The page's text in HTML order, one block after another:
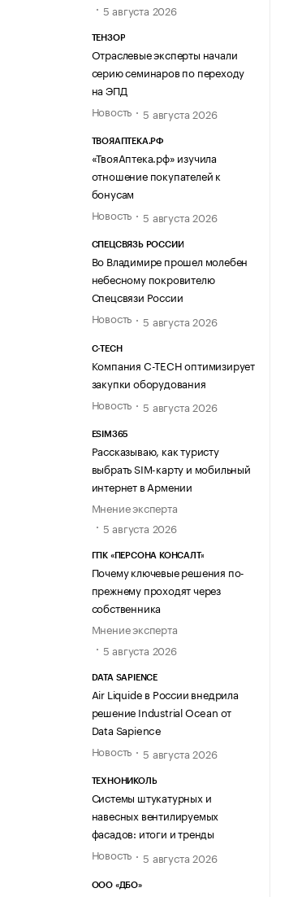
5 августа 2026
ТЕНЗОР
Отраслевые эксперты начали
серию семинаров по переходу
на ЭПД
Новость
5 августа 2026
ТВОЯАПТЕКА.РФ
«ТвояАптека.рф» изучила
отношение покупателей к
бонусам
Новость
5 августа 2026
СПЕЦСВЯЗЬ РОССИИ
Во Владимире прошел молебен
небесному покровителю
Спецсвязи России
Новость
5 августа 2026
C-TECH
Компания C-TECH оптимизирует
закупки оборудования
Новость
5 августа 2026
ESIM365
Рассказываю, как туристу
выбрать SIM-карту и мобильный
интернет в Армении
Мнение эксперта
5 августа 2026
ГПК «ПЕРСОНА КОНСАЛТ»
Почему ключевые решения по-
прежнему проходят через
собственника
Мнение эксперта
5 августа 2026
DATA SAPIENCE
Air Liquide в России внедрила
решение Industrial Ocean от
Data Sapience
Новость
5 августа 2026
ТЕХНОНИКОЛЬ
Системы штукатурных и
навесных вентилируемых
фасадов: итоги и тренды
Новость
5 августа 2026
ООО «ДБО»